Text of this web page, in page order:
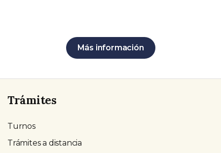
Más información
Trámites
Turnos
Trámites a distancia